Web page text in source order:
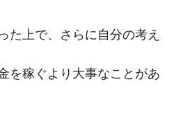
た上で、さらに自分の考え
を稼ぐより大事なことがあ